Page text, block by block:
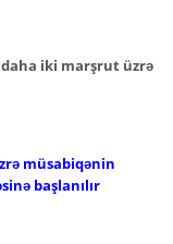
daha iki marşrut üzrə
müsabiqənin
başlanılır